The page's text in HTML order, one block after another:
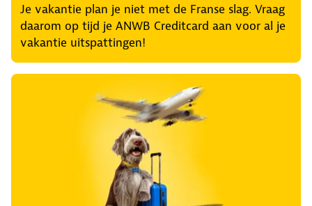
Je vakantie plan je niet met de Franse slag. Vraag
daarom op tijd je ANWB Creditcard aan voor al je
vakantie uitspattingen!